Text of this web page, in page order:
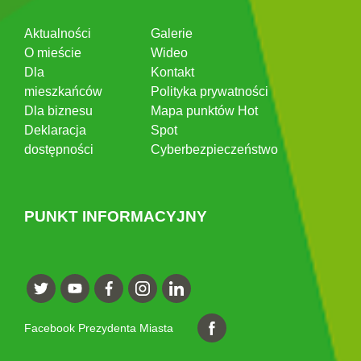
Aktualności
O mieście
Dla
mieszkańców
Dla biznesu
Deklaracja
dostępności
Galerie
Wideo
Kontakt
Polityka prywatności
Mapa punktów Hot
Spot
Cyberbezpieczeństwo
PUNKT INFORMACYJNY
Facebook Prezydenta Miasta